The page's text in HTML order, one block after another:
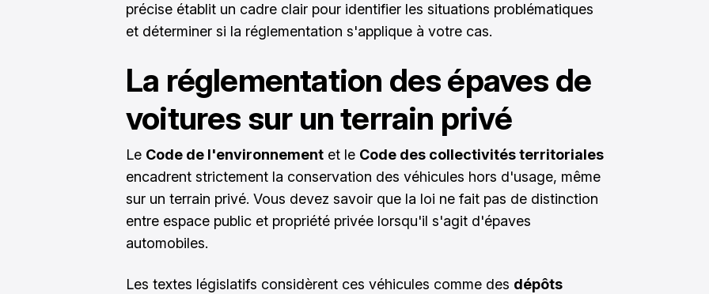
précise établit un cadre clair pour identifier les situations problématiques
et déterminer si la réglementation s'applique à votre cas.
La réglementation des épaves de
voitures sur un terrain privé
Le Code de l'environnement et le Code des collectivités territoriales
encadrent strictement la conservation des véhicules hors d'usage, même
sur un terrain privé. Vous devez savoir que la loi ne fait pas de distinction
entre espace public et propriété privée lorsqu'il s'agit d'épaves
automobiles.
Les textes législatifs considèrent ces véhicules comme des dépôts